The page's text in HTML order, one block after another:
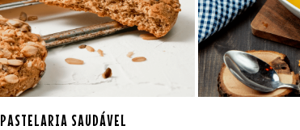
PASTELARIA SAUDÁVEL